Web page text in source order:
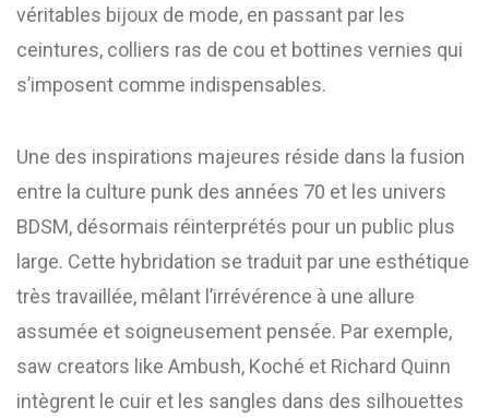
véritables bijoux de mode, en passant par les
ceintures, colliers ras de cou et bottines vernies qui
s’imposent comme indispensables.
Une des inspirations majeures réside dans la fusion
entre la culture punk des années 70 et les univers
BDSM, désormais réinterprétés pour un public plus
large. Cette hybridation se traduit par une esthétique
très travaillée, mêlant l’irrévérence à une allure
assumée et soigneusement pensée. Par exemple,
saw creators like Ambush, Koché et Richard Quinn
intègrent le cuir et les sangles dans des silhouettes